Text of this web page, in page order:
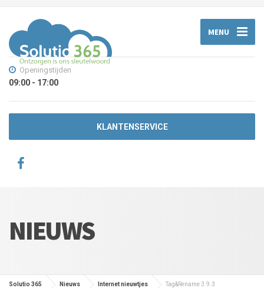
MENU
Openingstijden
09:00 - 17:00
KLANTENSERVICE
NIEUWS
Solutio 365 Nieuws Internet nieuwtjes Tag&Rename 3.9.3